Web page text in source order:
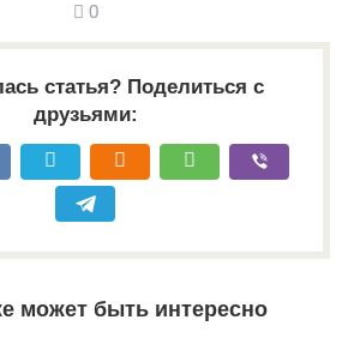
0
статья? Поделиться с
друзьями:
может быть интересно